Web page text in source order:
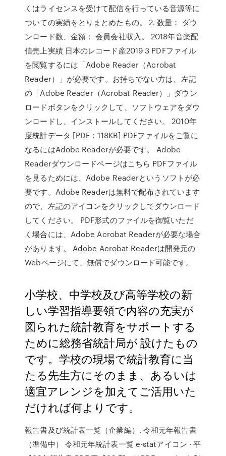
くはライセンスを受けて配信を行っている音源等に
ついての実績をとりまとめたもの。 2. 数量： ダウ
ンロード数、金額： 会員会社収入。 2018年音楽配
信売上実績 日本のレコード産2019 3 PDFファイル
を閲覧するには「Adobe Reader（Acrobat
Reader）」が必要です。お持ちでない方は、左記
の「Adobe Reader（Acrobat Reader）」ダウン
ロードボタンをクリックして、ソフトウェアをダウ
ンロードし、インストールしてください。 2010年
度統計データ [PDF：118KB] PDFファイルをご覧に
なるにはAdobe Readerが必要です。 Adobe
Readerダウンロードページはこちら PDFファイル
を見るためには、Adobe Readerというソフトが必
要です。Adobe Readerは無料で配布されています
ので、左記のアイコンをクリックしてダウンロード
してください。 PDF形式のファイルを御覧いただ
く場合には、Adobe Acrobat Readerが必要な場合
があります。 Adobe Acrobat Readerは開発元の
Webページにて、無償でダウンロード可能です。
小学校、中学校及び高等学校の新
しい学習指導要領で内容の充実が
図られた統計教育をサポートする
ために総務省統計局が 設けたもの
です。学校の現場で統計教育に当
たる先生方にそのまま、あるいは
適宜アレンジを加えてご活用いた
だければ何よりです。
報告書及び統計表一覧（企業編）. 令和元年報告書
（準備中） 令和元年統計表一覧 e-statアイコン · 平